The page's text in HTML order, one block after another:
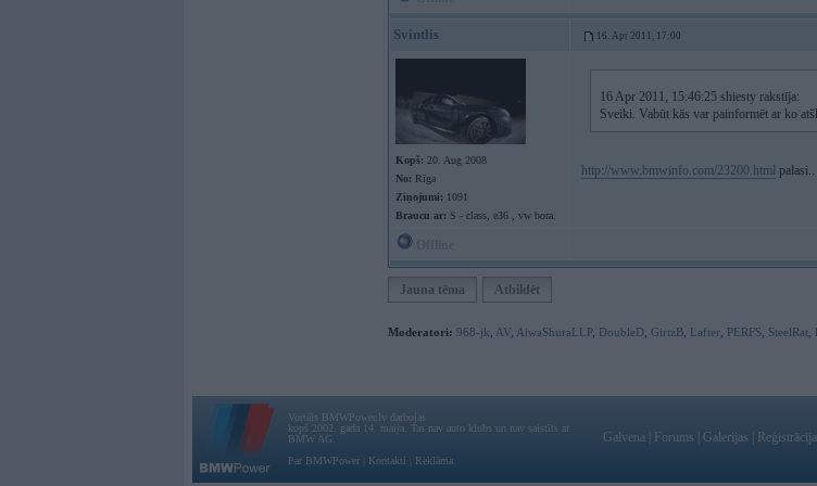
Svintlis 16. Apr 2011, 17:00
Kopš: 20. Aug 2008
No: Rīga
Ziņojumi: 1091
Braucu ar: S - class, e36 , vw bora.
16 Apr 2011, 15:46:25 shiesty rakstīja:
Sveiki. Vabūt kās var painformēt ar ko
http://www.bmwinfo.com/23200.html palasi..
Jauna tēma Atbildēt
Moderatori: 968-jk AV AiwaShuraLLP, DoubleD GirtzB Lafter PERFS SteelRat
Vortāls BMWPower.lv darbojas
kopš 2002. gada 14. maija. Tas nav auto klubs un nav saistīts ar
BMW AG.
Par BMWPower
Kontakti Reklāma
Galvena Forums Galerijas Reģistrācija